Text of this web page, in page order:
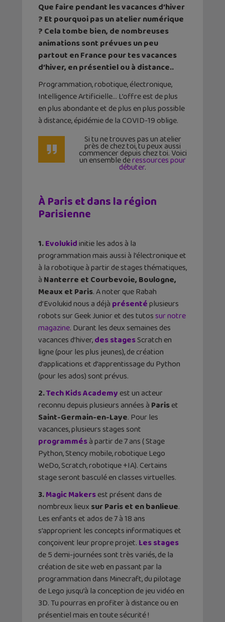
Que faire pendant les vacances d’hiver
? Et pourquoi pas un atelier numérique
? Cela tombe bien, de nombreuses
animations sont prévues un peu
partout en France pour tes vacances
d’hiver, en présentiel ou à distance..
Programmation, robotique, électronique,
Intelligence Artificielle… L’offre est de plus
en plus abondante et de plus en plus possible
à distance, épidémie de la COVID-19 oblige.
Si tu ne trouves pas un atelier
près de chez toi, tu peux aussi
commencer depuis chez toi. Voici
un ensemble deressources pour
débuter.
À Paris et dans la région
Parisienne
1.Evolukidinitie les ados à la
programmation mais aussi à l’électronique et
à la robotique à partir de stages thématiques,
à Nanterre et Courbevoie, Boulogne,
Meaux et Paris. A noter que Rabah
d’Evolukid nous a déjà présentéplusieurs
robots sur Geek Junior et des tutossur notre
magazine. Durant les deux semaines des
vacances d’hiver,des stagesScratch en
ligne (pour les plus jeunes), de création
d’applications et d’apprentissage du Python
(pour les ados) sont prévus.
2.Tech Kids Academy est un acteur
reconnu depuis plusieurs années à Pariset
Saint-Germain-en-Laye. Pour les
vacances, plusieurs stages sont
programmésà partir de 7 ans ( Stage
Python, Stency mobile, robotique Lego
WeDo, Scratch, robotique +IA). Certains
stage seront basculé en classes virtuelles.
3.Magic Makersest présent dans de
nombreux lieux sur Paris et en banlieue.
Les enfants et ados de 7 à 18 ans
s’approprient les concepts informatiques et
conçoivent leur propre projet. Les stages
de 5 demi-journées sont très variés, de la
création de site web en passant par la
programmation dans Minecraft, du pilotage
de Lego jusqu’à la conception de jeu vidéo en
3D. Tu pourras en profiter à distance ou en
présentiel mais en toute sécurité !